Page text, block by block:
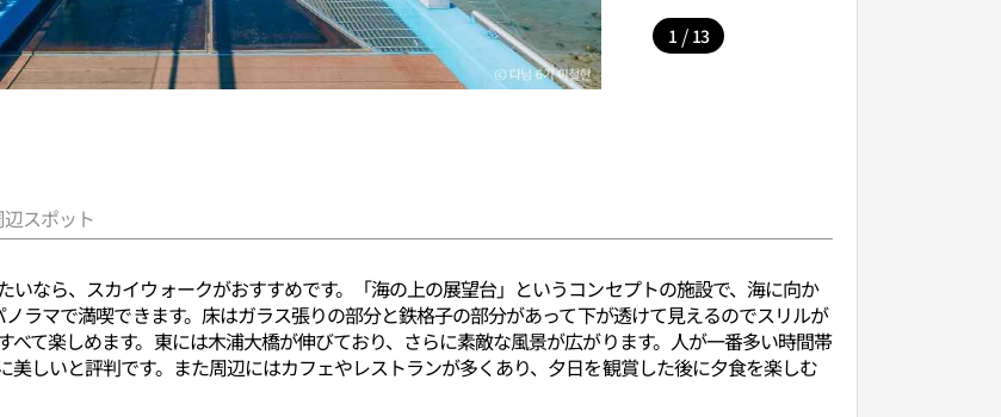
1 / 13
スポット
なら、スカイウォークがおすすめです。「海の上の展望台」というコンセプトの施設で、海に向か
ラマで満喫できます。床はガラス張りの部分と鉄格子の部分があって下が透けて見えるのでスリルが
て楽しめます。東には木浦大橋が伸びており、さらに素敵な風景が広がります。人が一番多い時間帯
しいと評判です。また周辺にはカフェやレストランが多くあり、夕日を観賞した後に夕食を楽しむ